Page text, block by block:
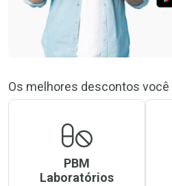
Os melhores descontos você
PBM
Laboratórios